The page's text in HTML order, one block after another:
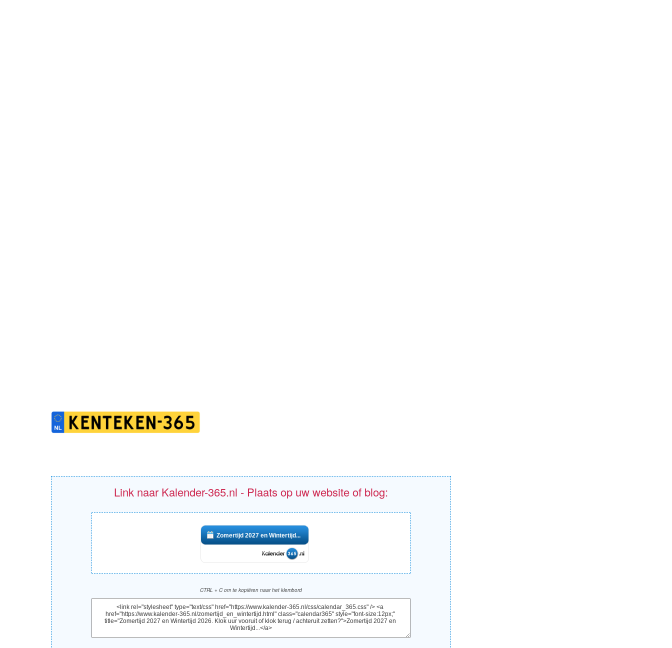
Link naar Kalender-365.nl - Plaats op uw website of blog:
Zomertijd 2027 en Wintertijd...
CTRL + C om te kopiëren naar het klembord